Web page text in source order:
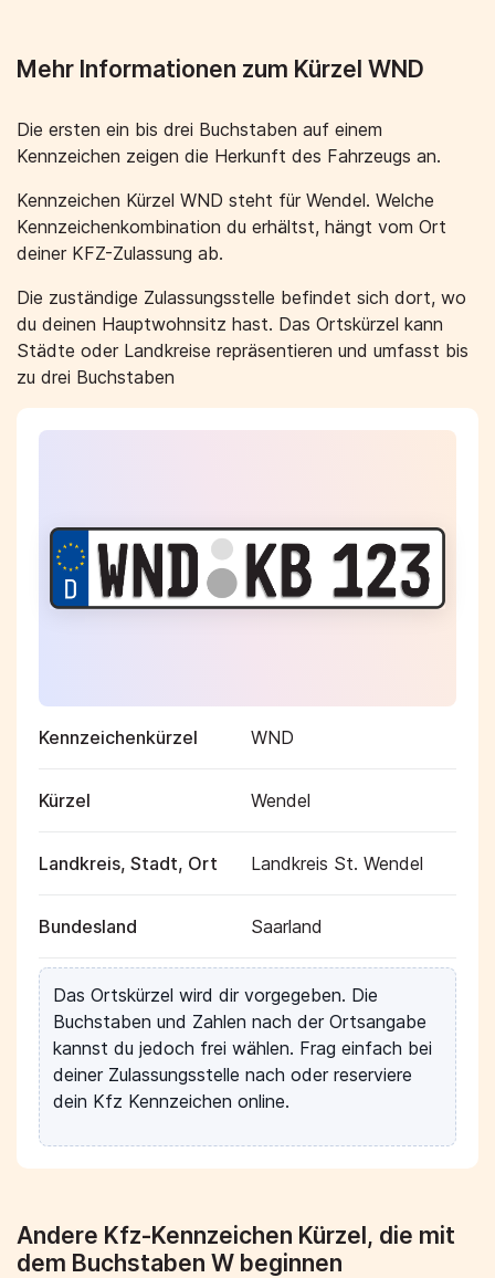
Mehr Informationen zum Kürzel WND
Die ersten ein bis drei Buchstaben auf einem
Kennzeichen zeigen die Herkunft des Fahrzeugs an.
Kennzeichen Kürzel WND steht für Wendel. Welche
Kennzeichenkombination du erhältst, hängt vom Ort
deiner KFZ-Zulassung ab.
Die zuständige Zulassungsstelle befindet sich dort, wo
du deinen Hauptwohnsitz hast. Das Ortskürzel kann
Städte oder Landkreise repräsentieren und umfasst bis
zu drei Buchstaben
Kennzeichenkürzel WND
Kürzel Wendel
Landkreis, Stadt, Ort Landkreis St. Wendel
Bundesland Saarland
Das Ortskürzel wird dir vorgegeben. Die
Buchstaben und Zahlen nach der Ortsangabe
kannst du jedoch frei wählen. Frag einfach bei
deiner Zulassungsstelle nach oder reserviere
dein Kfz Kennzeichen online.
Andere Kfz-Kennzeichen Kürzel, die mit
dem Buchstaben W beginnen